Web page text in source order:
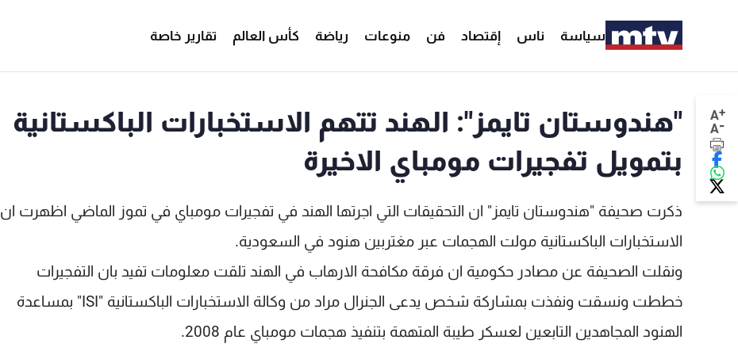
سياسة ناس إقتصاد فن منوعات رياضة كأس العالم تقارير خاصة
A+
A-
"هندوستان تايمز": الهند تتهم الاستخبارات الباكستانية
بتمويل تفجيرات مومباي الاخيرة
ذكرت صحيفة "هندوستان تايمز" ان التحقيقات التي اجرتها الهند في تفجيرات مومباي في تموز الماضي اظهرت ان
الاستخبارات الباكستانية مولت الهجمات عبر مغتربين هنود في السعودية.
ونقلت الصحيفة عن مصادر حكومية ان فرقة مكافحة الارهاب في الهند تلقت معلومات تفيد بان التفجيرات
خططت ونسقت ونفذت بمشاركة شخص يدعى الجنرال مراد من وكالة الاستخبارات الباكستانية "ISI" بمساعدة
الهنود المجاهدين التابعين لعسكر طيبة المتهمة بتنفيذ هجمات مومباي عام 2008.